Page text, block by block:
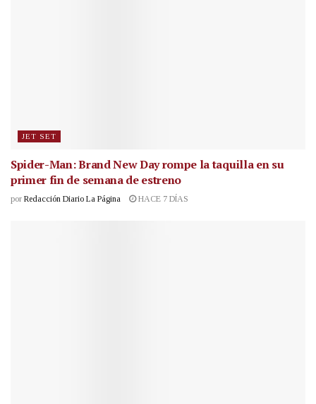
JET SET
Spider-Man: Brand New Day rompe la taquilla en su
primer fin de semana de estreno
por Redacción Diario La Página HACE 7 DÍAS